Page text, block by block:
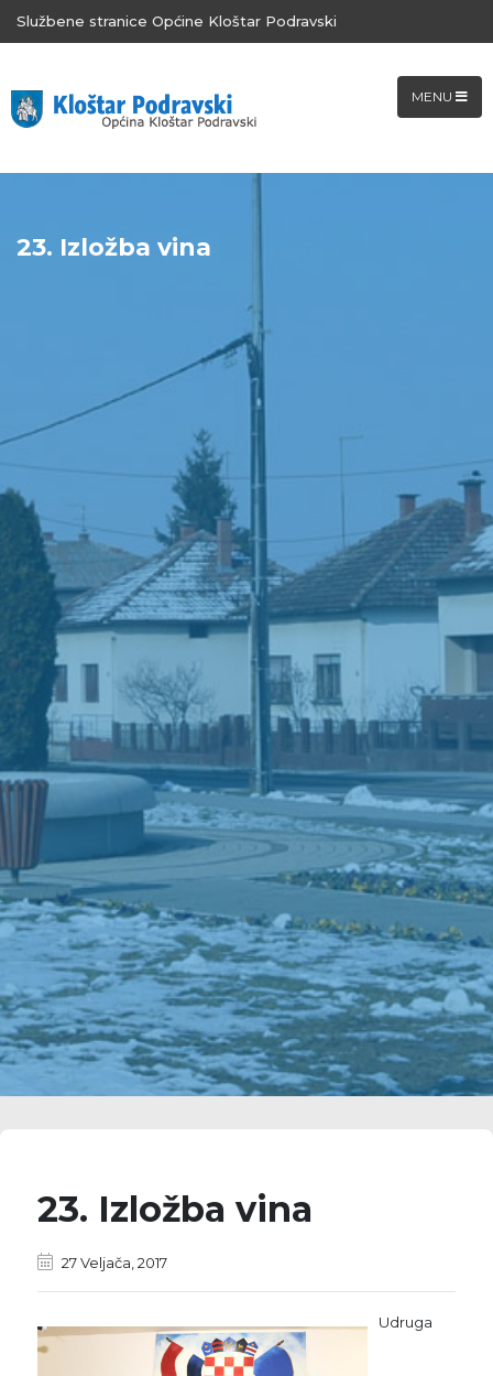
Službene stranice Općine Kloštar Podravski
MENU
23. Izložba vina
23. Izložba vina
27 Veljača, 2017
Udruga